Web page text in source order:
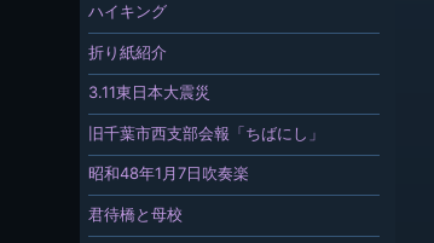
ハイキング
折り紙紹介
3.11東日本大震災
旧千葉市西支部会報「ちばにし」
昭和48年1月7日吹奏楽
君待橋と母校